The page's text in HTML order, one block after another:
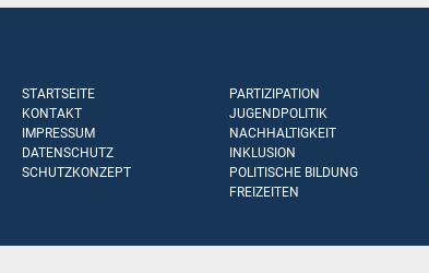
STARTSEITE
KONTAKT
IMPRESSUM
DATENSCHUTZ
SCHUTZKONZEPT
PARTIZIPATION
JUGENDPOLITIK
NACHHALTIGKEIT
INKLUSION
POLITISCHE BILDUNG
FREIZEITEN